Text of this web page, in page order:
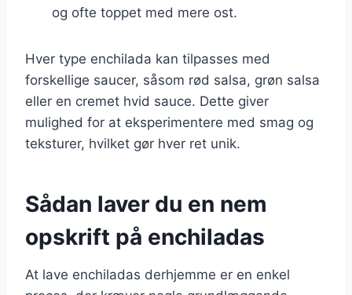
og ofte toppet med mere ost.
Hver type enchilada kan tilpasses med
forskellige saucer, såsom rød salsa, grøn salsa
eller en cremet hvid sauce. Dette giver
mulighed for at eksperimentere med smag og
teksturer, hvilket gør hver ret unik.
Sådan laver du en nem
opskrift på enchiladas
At lave enchiladas derhjemme er en enkel